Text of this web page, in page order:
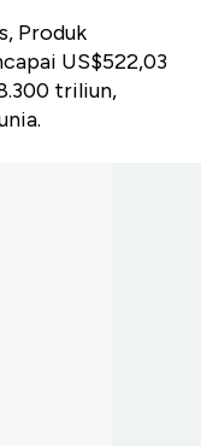
Produk
US$522,03
triliun,